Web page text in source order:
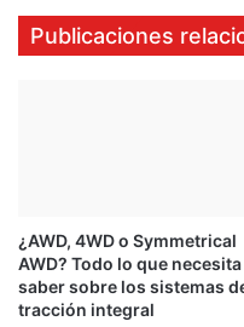
Rica
Publicaciones
¿AWD, 4WD o Symmetrical
AWD? Todo lo que necesita
saber sobre los sistemas
tracción integral